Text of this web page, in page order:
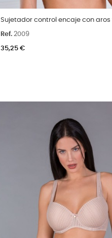
Talla
Sujetador control encaje con aros
Ref. 2009
35,25 €